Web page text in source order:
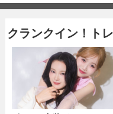
クランクイン！ト